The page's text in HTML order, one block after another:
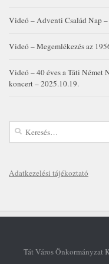
Videó – Adventi Család Nap
Videó – Megemlékezés az
Videó – 40 éves a Táti Német
koncert – 2025.10.19.
Keresés:
Adatkezelési tájékoztató
Tát Város